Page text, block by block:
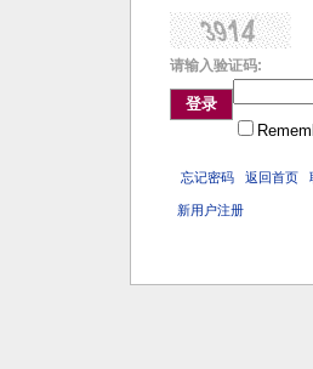
请输入验证码:
登录
忘记密码 返回首页
新用户注册